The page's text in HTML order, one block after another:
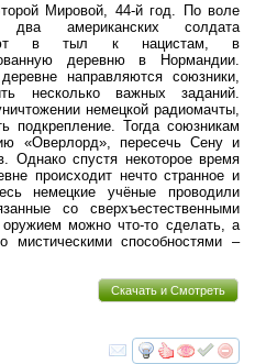
Мировой, 44-й год. По воле
два американских солдата
в тыл к нацистам, в
деревню в Нормандии.
направляются союзники,
несколько важных заданий.
немецкой радиомачты,
подкрепление. Тогда союзникам
«Оверлорд», пересечь Сену и
Однако спустя некоторое время
происходит нечто странное и
немецкие учёные проводили
со сверхъестественными
можно что-то сделать, а
мистическими способностями –
Скачать и Смотреть